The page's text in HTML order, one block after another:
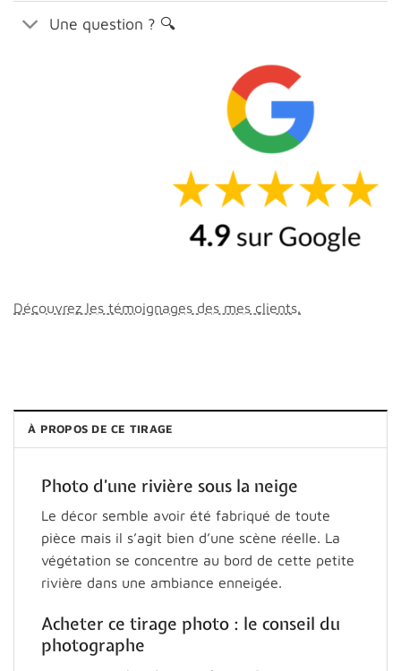
Une question ? 🔍
Découvrez les témoignages des mes clients.
À PROPOS DE CE TIRAGE
Photo d’une rivière sous la neige
Le décor semble avoir été fabriqué de toute
pièce mais il s’agit bien d’une scène réelle. La
végétation se concentre au bord de cette petite
rivière dans une ambiance enneigée.
Acheter ce tirage photo : le conseil du
photographe